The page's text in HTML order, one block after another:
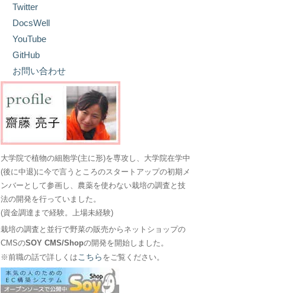
Twitter
DocsWell
YouTube
GitHub
お問い合わせ
大学院で植物の細胞学(主に形)を専攻し、大学院在学中
(後に中退)に今で言うところのスタートアップの初期メ
ンバーとして参画し、農薬を使わない栽培の調査と技
法の開発を行っていました。
(資金調達まで経験。上場未経験)
栽培の調査と並行で野菜の販売からネットショップの
CMSのSOY CMS/Shopの開発を開始しました。
※前職の話で詳しくは こちら をご覧ください。